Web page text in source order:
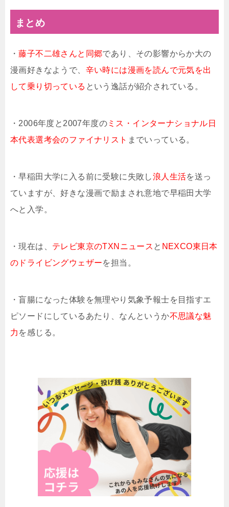
まとめ
・藤子不二雄さんと同郷であり、その影響からか大の
漫画好きなようで、 辛い時には漫画を読んで元気を出
して乗り切っている という逸話が紹介されている。
・2006年度と2007年度の ミス・インターナショナル日
本代表選考会のファイナリスト までいっている。
・早稲田大学に入る前に受験に失敗し浪人生活を送っ
ていますが、好きな漫画で励まされ意地で早稲田大学
へと入学。
・現在は、 テレビ東京のTXNニュース と NEXCO東日本
のドライビングウェザーを担当。
・盲腸になった体験を無理やり気象予報士を目指すエ
ピソードにしているあたり、なんというか不思議な魅
力 を感じる。